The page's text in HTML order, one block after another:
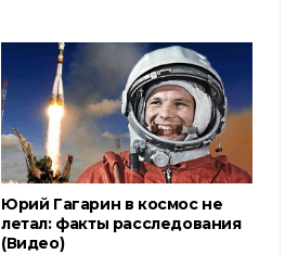
Юрий Гагарин в космос не
летал: факты расследования
(Видео)